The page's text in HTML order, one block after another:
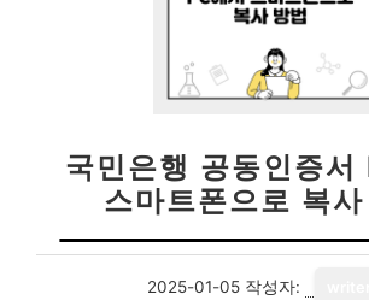
국민은행 공동인증서
스마트폰으로 복사
2025-01-05 작성자: